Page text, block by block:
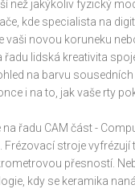
než jakýkoliv fyzický
kde specialista na
vaši novou koruneku
řadu lidská kreativita
na barvu sousedních
i na to, jak vaše rty
řadu CAM část -
Frézovací stroje vyfrézují
přesností.
kdy se keramika